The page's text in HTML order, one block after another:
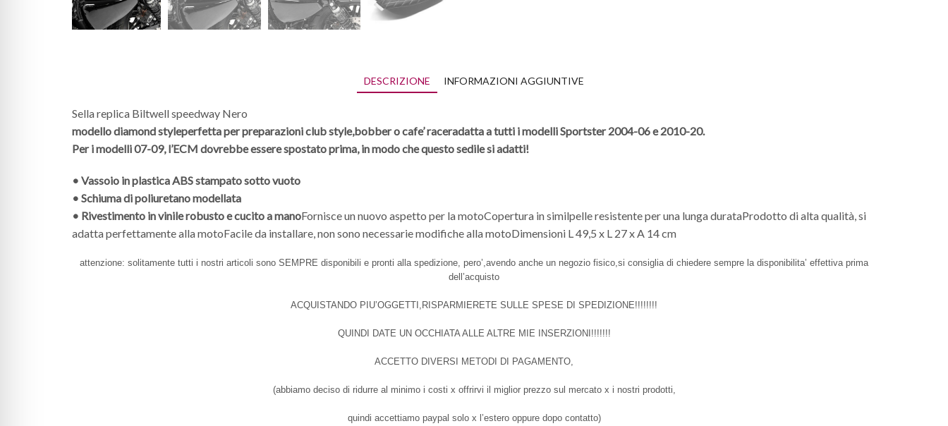
DESCRIZIONE INFORMAZIONI AGGIUNTIVE
Sella replica Biltwell speedway Nero
modello diamond styleperfetta per preparazioni club style,bobber o cafe’ raceradatta a tutti i modelli Sportster 2004-06 e 2010-20.
Per i modelli 07-09, l’ECM dovrebbe essere spostato prima, in modo che questo sedile si adatti!
• Vassoio in plastica ABS stampato sotto vuoto
• Schiuma di poliuretano modellata
• Rivestimento in vinile robusto e cucito a manoFornisce un nuovo aspetto per la motoCopertura in similpelle resistente per una lunga durataProdotto di alta qualità, si
adatta perfettamente alla motoFacile da installare, non sono necessarie modifiche alla motoDimensioni L 49,5 x L 27 x A 14 cm
attenzione: solitamente tutti i nostri articoli sono SEMPRE disponibili e pronti alla spedizione, pero’,avendo anche un negozio fisico,si consiglia di chiedere sempre la disponibilita’ effettiva prima
dell’acquisto
ACQUISTANDO PIU’OGGETTI,RISPARMIERETE SULLE SPESE DI SPEDIZIONE!!!!!!!!
QUINDI DATE UN OCCHIATA ALLE ALTRE MIE INSERZIONI!!!!!!!
ACCETTO DIVERSI METODI DI PAGAMENTO,
(abbiamo deciso di ridurre al minimo i costi x offrirvi il miglior prezzo sul mercato x i nostri prodotti,
quindi accettiamo paypal solo x l’estero oppure dopo contatto)